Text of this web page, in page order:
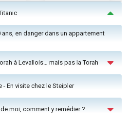
ans, en danger dans un appartement
à Levallois… mais pas la Torah
En visite chez le Steipler
moi, comment y remédier ?